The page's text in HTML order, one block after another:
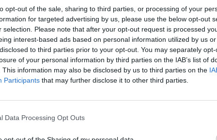
opt-out of the sale, sharing to third parties, or processing of your
for targeted advertising by us, please use the below opt-out
selection. Please note that after your opt-out request is processed
interest-based ads based on personal information utilized by us
to third parties prior to your opt-out. You may separately
of your personal information by third parties on the IAB’s list of
This information may also be disclosed by us to third parties on the
Participants that may further disclose it to other third parties.
Data Processing Opt Outs
πρώτοι όλες τις ειδήσεις
στοCulturenow.gr